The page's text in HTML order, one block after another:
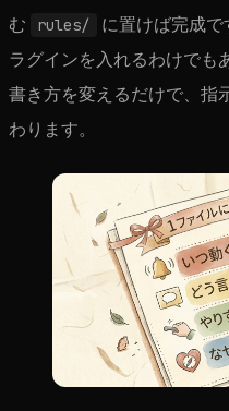
む
rules/
に置けば完成
ラグインを入れるわけでも
書き方を変えるだけで、指
わります。